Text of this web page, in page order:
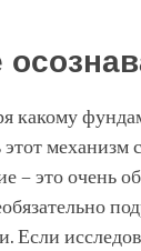
какому
механизм
– это очень
Если